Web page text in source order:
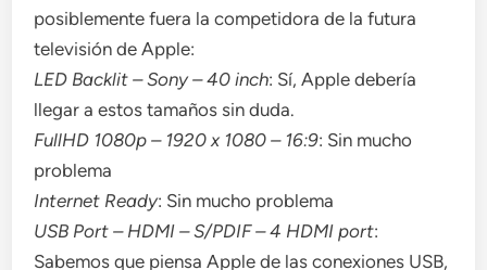
posiblemente fuera la competidora de la futura
televisión de Apple:
LED Backlit – Sony – 40 inch: Sí, Apple debería
llegar a estos tamaños sin duda.
FullHD 1080p – 1920 x 1080 – 16:9: Sin mucho
problema
Internet Ready: Sin mucho problema
USB Port – HDMI – S/PDIF – 4 HDMI port:
Sabemos que piensa Apple de las conexiones USB,